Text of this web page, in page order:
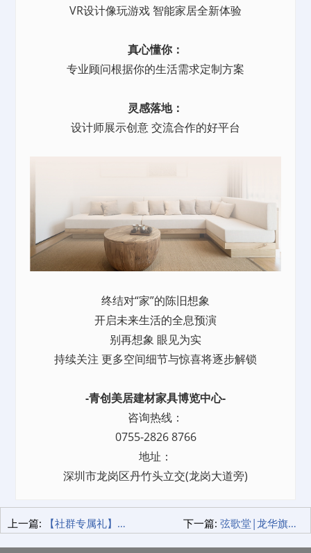
VR设计像玩游戏 智能家居全新体验
真心懂你：
专业顾问根据你的生活需求定制方案
灵感落地：
设计师展示创意 交流合作的好平台
终结对“家”的陈旧想象
开启未来生活的全息预演
别再想象 眼见为实
持续关注 更多空间细节与惊喜将逐步解锁
-青创美居建材家具博览中心-
咨询热线：
0755-2826 8766
地址：
深圳市龙岗区丹竹头立交(龙岗大道旁)
上一篇: 【社群专属礼】免费领 新人入群即送奶茶一杯！ 下一篇: 弦歌堂|龙华旗舰店【限时特惠ing】夏日艾灸正当时 千年扶阳法密钥